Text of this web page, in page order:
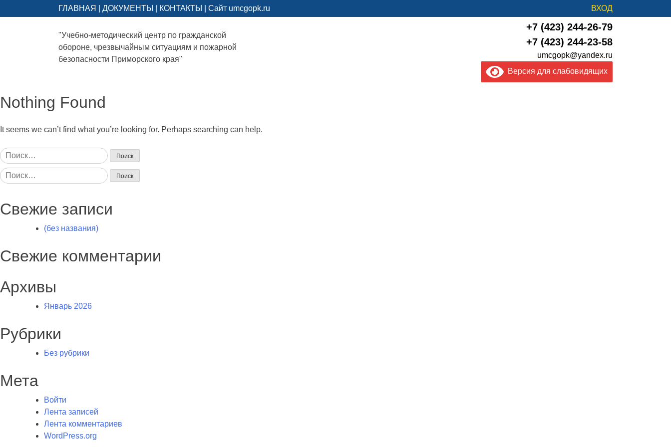
ГЛАВНАЯ ДОКУМЕНТЫ КОНТАКТЫ Сайт umcgopk.ru ВХОД
"Учебно-методический центр по гражданской
обороне, чрезвычайным ситуациям и пожарной
безопасности Приморского края"
+7 (423) 244-26-79
+7 (423) 244-23-58
umcgopk@yandex.ru
Версия для слабовидящих
Nothing Found
It seems we can’t find what you’re looking for. Perhaps searching can help.
Найти:
Найти:
Свежие записи
(без названия)
Свежие комментарии
Архивы
Январь 2026
Рубрики
Без рубрики
Мета
Войти
Лента записей
Лента комментариев
WordPress.org